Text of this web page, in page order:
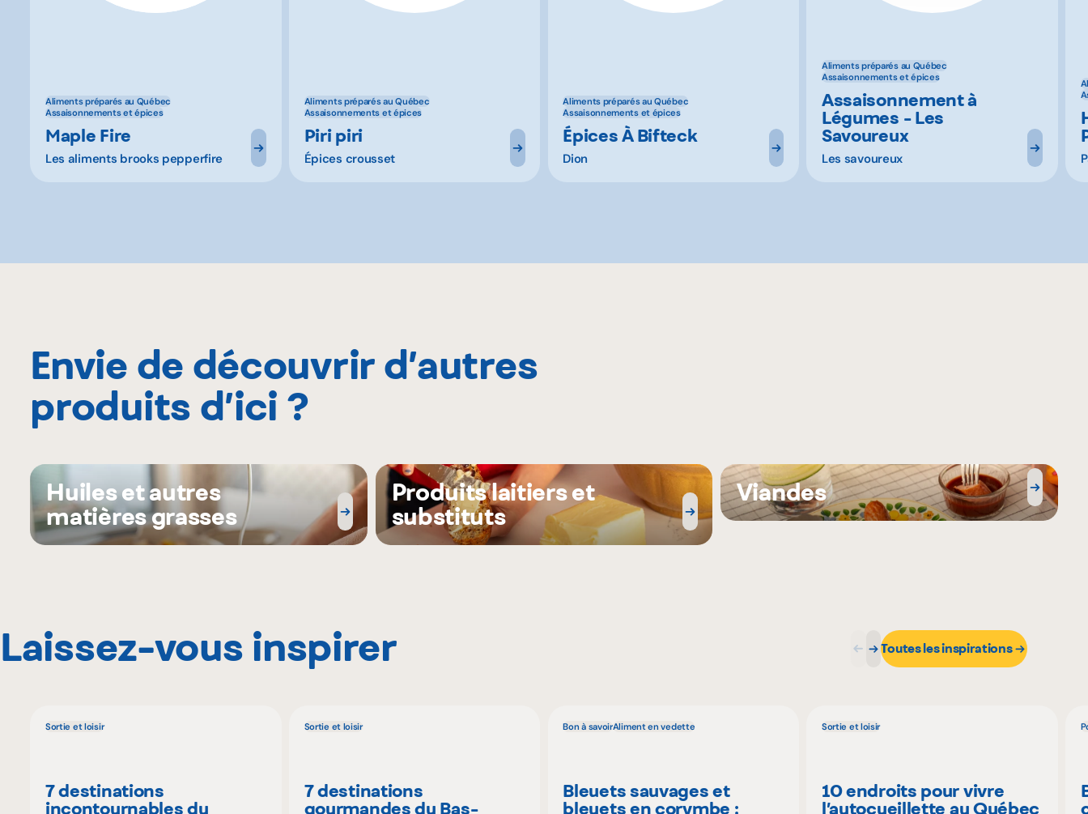
Aliments préparés au Québec
Assaisonnements et épices
Maple Fire
Les aliments brooks pepperfire
Aliments préparés au Québec
Assaisonnements et épices
Piri piri
Épices crousset
Aliments préparés au Québec
Assaisonnements et épices
Épices À Bifteck
Dion
Aliments préparés au Québec
Assaisonnements et épices
Assaisonnement à
Légumes - Les
Savoureux
Les savoureux
Envie de découvrir d’autres
produits d’ici ?
Huiles et autres
matières grasses
Produits laitiers et
substituts
Viandes
Laissez-vous inspirer Toutes les inspirations
Sortie et loisir
7 destinations
incontournables du
Sortie et loisir
7 destinations
gourmandes du Bas-
Bon à savoirAliment en vedette
Bleuets sauvages et
bleuets en corymbe :
Sortie et loisir
10 endroits pour vivre
l’autocueillette au Québec